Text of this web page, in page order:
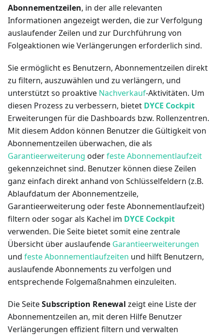
Abonnementzeilen, in der alle relevanten
Informationen angezeigt werden, die zur Verfolgung
auslaufender Zeilen und zur Durchführung von
Folgeaktionen wie Verlängerungen erforderlich sind.
Sie ermöglicht es Benutzern, Abonnementzeilen direkt
zu filtern, auszuwählen und zu verlängern, und
unterstützt so proaktive Nachverkauf-Aktivitäten. Um
diesen Prozess zu verbessern, bietet DYCE Cockpit
Erweiterungen für die Dashboards bzw. Rollenzentren.
Mit diesem Addon können Benutzer die Gültigkeit von
Abonnementzeilen überwachen, die als
Garantieerweiterung oderfeste Abonnementlaufzeit
gekennzeichnet sind. Benutzer können diese Zeilen
ganz einfach direkt anhand von Schlüsselfeldern (z.B.
Ablaufdatum der Abonnementzeile,
Garantieerweiterung oder feste Abonnementlaufzeit)
filtern oder sogar als Kachel im DYCE Cockpit
verwenden. Die Seite bietet somit eine zentrale
Übersicht über auslaufende Garantieerweiterungen
und feste Abonnementlaufzeiten und hilft Benutzern,
auslaufende Abonnements zu verfolgen und
entsprechende Folgemaßnahmen einzuleiten.
Die SeiteSubscription Renewal zeigt eine Liste der
Abonnementzeilen an, mit deren Hilfe Benutzer
Verlängerungen effizient filtern und verwalten